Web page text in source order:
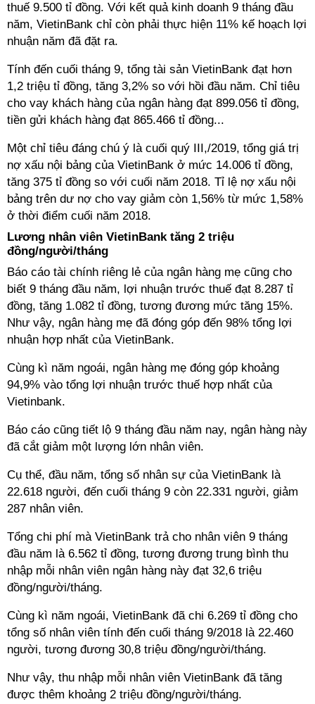
thuế 9.500 tỉ đồng. Với kết quả kinh doanh 9 tháng đầu
năm, VietinBank chỉ còn phải thực hiện 11% kế hoạch lợi
nhuận năm đã đặt ra.
Tính đến cuối tháng 9, tổng tài sản VietinBank đạt hơn
1,2 triệu tỉ đồng, tăng 3,2% so với hồi đầu năm. Chỉ tiêu
cho vay khách hàng của ngân hàng đạt 899.056 tỉ đồng,
tiền gửi khách hàng đạt 865.466 tỉ đồng...
Một chỉ tiêu đáng chú ý là cuối quý III,/2019, tổng giá trị
nợ xấu nội bảng của VietinBank ở mức 14.006 tỉ đồng,
tăng 375 tỉ đồng so với cuối năm 2018. Tỉ lệ nợ xấu nội
bảng trên dư nợ cho vay giảm còn 1,56% từ mức 1,58%
ở thời điểm cuối năm 2018.
Lương nhân viên VietinBank tăng 2 triệu
đồng/người/tháng
Báo cáo tài chính riêng lẻ của ngân hàng mẹ cũng cho
biết 9 tháng đầu năm, lợi nhuận trước thuế đạt 8.287 tỉ
đồng, tăng 1.082 tỉ đồng, tương đương mức tăng 15%.
Như vậy, ngân hàng mẹ đã đóng góp đến 98% tổng lợi
nhuận hợp nhất của VietinBank.
Cùng kì năm ngoái, ngân hàng mẹ đóng góp khoảng
94,9% vào tổng lợi nhuận trước thuế hợp nhất của
Vietinbank.
Báo cáo cũng tiết lộ 9 tháng đầu năm nay, ngân hàng này
đã cắt giảm một lượng lớn nhân viên.
Cụ thể, đầu năm, tổng số nhân sự của VietinBank là
22.618 người, đến cuối tháng 9 còn 22.331 người, giảm
287 nhân viên.
Tổng chi phí mà VietinBank trả cho nhân viên 9 tháng
đầu năm là 6.562 tỉ đồng, tương đương trung bình thu
nhập mỗi nhân viên ngân hàng này đạt 32,6 triệu
đồng/người/tháng.
Cùng kì năm ngoái, VietinBank đã chi 6.269 tỉ đồng cho
tổng số nhân viên tính đến cuối tháng 9/2018 là 22.460
người, tương đương 30,8 triệu đồng/người/tháng.
Như vậy, thu nhập mỗi nhân viên VietinBank đã tăng
được thêm khoảng 2 triệu đồng/người/tháng.